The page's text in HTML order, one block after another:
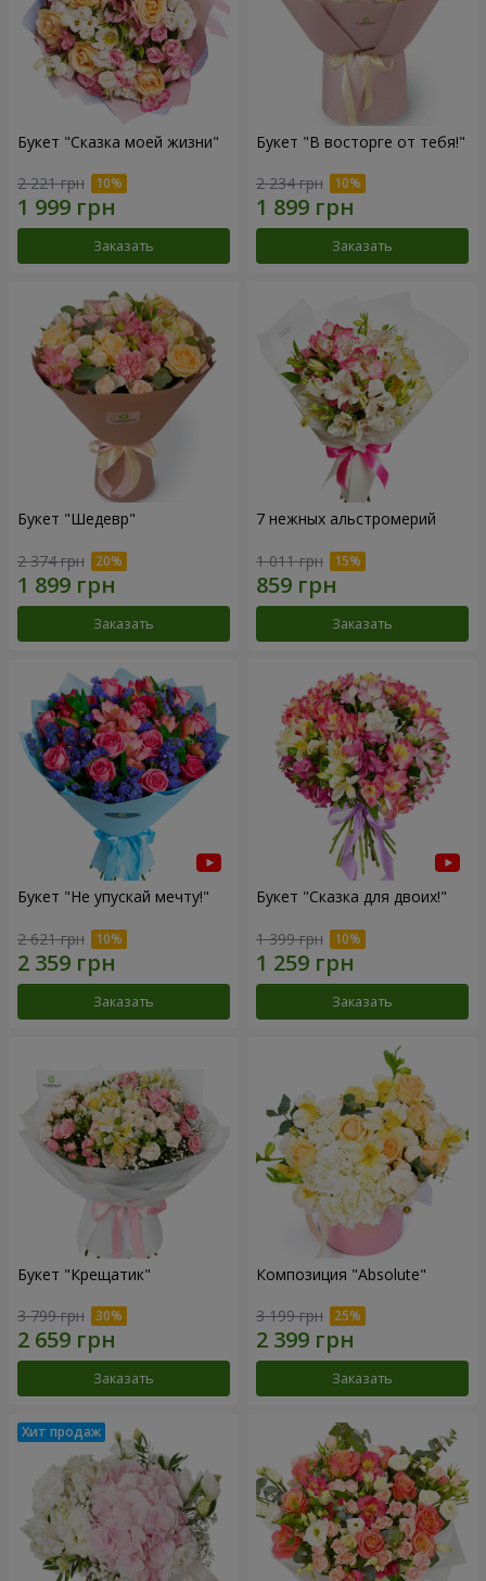
Букет "Сказка моей жизни"
2 221 грн
Заказать
Букет "В восторге от тебя!"
2 234 грн
Заказать
Букет "Шедевр"
2 374 грн
Заказать
7 нежных альстромерий
1 011 грн
Заказать
Букет "Не упускай мечту!"
2 621 грн
Заказать
Букет "Сказка для двоих!"
1 399 грн
Заказать
Букет "Крещатик"
3 799 грн
Заказать
Композиция "Absolute"
3 199 грн
Заказать